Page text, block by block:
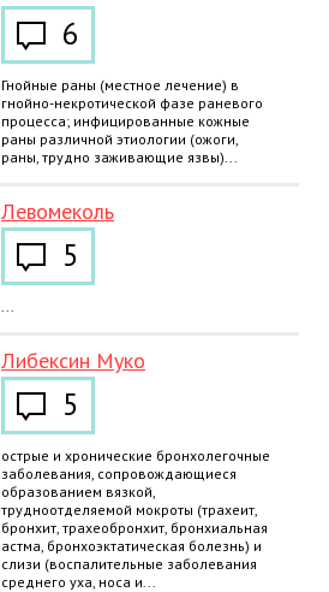
6
Гнойные раны (местное лечение) в
гнойно-некротической фазе раневого
процесса; инфицированные кожные
раны различной этиологии (ожоги,
раны, трудно заживающие язвы)...
Левомеколь
5
...
Либексин Муко
5
острые и хронические бронхолегочные
заболевания, сопровождающиеся
образованием вязкой,
трудноотделяемой мокроты (трахеит,
бронхит, трахеобронхит, бронхиальная
астма, бронхоэктатическая болезнь) и
слизи (воспалительные заболевания
среднего уха, носа и...